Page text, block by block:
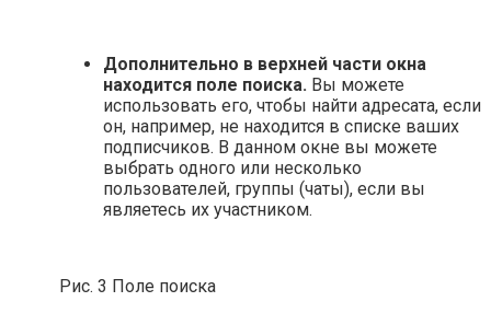
Дополнительно в верхней части окна
находится поле поиска. Вы можете
использовать его, чтобы найти адресата, если
он, например, не находится в списке ваших
подписчиков. В данном окне вы можете
выбрать одного или несколько
пользователей, группы (чаты), если вы
являетесь их участником.
Рис. 3 Поле поиска